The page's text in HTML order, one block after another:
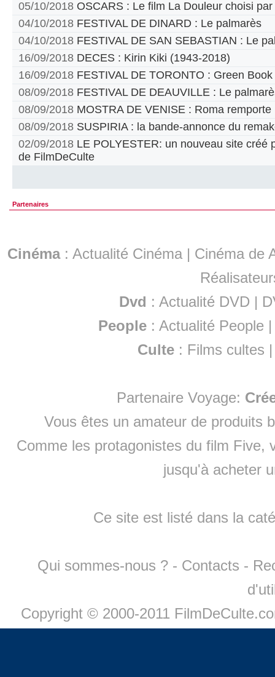
05/10/2018 OSCARS : Le film La Douleur choisi
04/10/2018 FESTIVAL DE DINARD : Le palmarès
04/10/2018 FESTIVAL DE SAN SEBASTIAN : Le
16/09/2018 DECES : Kirin Kiki (1943-2018)
16/09/2018 FESTIVAL DE TORONTO : Green
08/09/2018 FESTIVAL DE DEAUVILLE : Le
08/09/2018 MOSTRA DE VENISE : Roma remporte
08/09/2018 SUSPIRIA : la bande-annonce du
02/09/2018 LE POLYESTER: un nouveau site créé
de FilmDeCulte
Partenaires
Cinéma: Actualité Cinéma | Cinéma de
Dvd : Actualité DVD |
People :Actualité People
Culte : Films cultes
Partenaire Voyage:
Vous êtes un amateur de produits
Comme les protagonistes du film Five,
jusqu'à acheter
Ce site est listé dans la
Qui sommes-nous ? - Contacts -
Copyright © 2000-2011